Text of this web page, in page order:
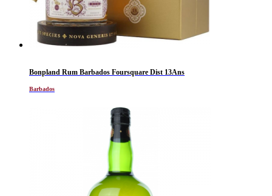
Bonpland Rum Barbados Foursquare Dist 13Ans
Barbados